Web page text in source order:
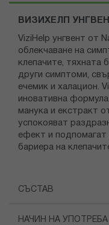
ВИЗИХЕЛП
ViziHelp унгвент от
облекчаване на
клепачите, тяхната
други симптоми,
ечемик и халацион.
иновативна
манука и екстракт
успокояват
ефект и подпомагат
бариера на
СЪСТАВ
НАЧИН НА УПОТРЕБА